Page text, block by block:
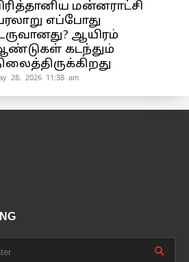
மன்னராட்சி
எப்போது
ஆயிரம்
கடந்தும்
28, 2026 11:38 am